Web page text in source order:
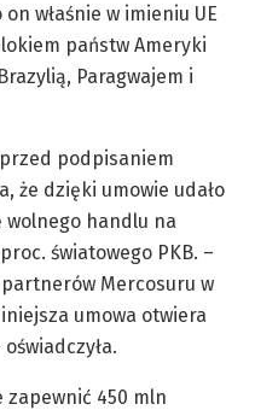
właśnie w imieniu UE
państw Ameryki
Paragwajem i
podpisaniem
że dzięki umowie udało
handlu na
światowego PKB. –
partnerów Mercosuru w
umowa otwiera
zapewnić 450 mln